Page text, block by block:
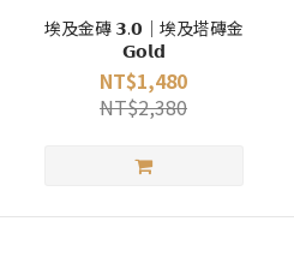
埃及金磚 𝟯.𝟬｜埃及塔磚金
𝗚𝗼𝗹𝗱
NT$1,480
NT$2,380